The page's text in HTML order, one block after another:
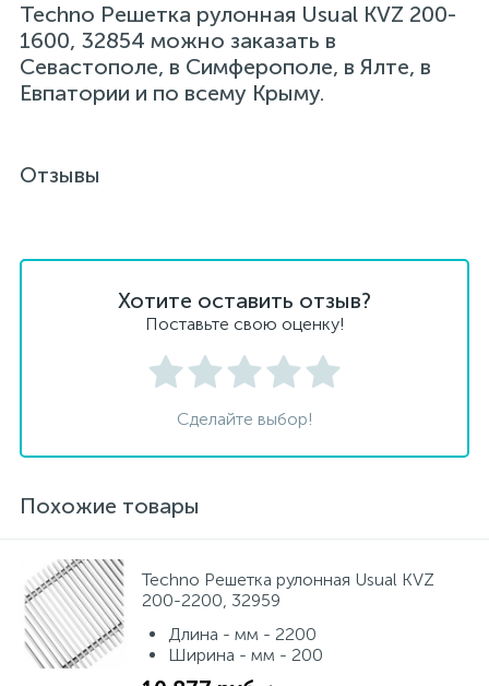
Techno Решетка рулонная Usual KVZ 200-
1600, 32854 можно заказать в
Севастополе, в Симферополе, в Ялте, в
Евпатории и по всему Крыму.
Отзывы
Хотите оставить отзыв?
Поставьте свою оценку!
Сделайте выбор!
Похожие товары
Techno Решетка рулонная Usual KVZ
200-2200, 32959
Длина - мм - 2200
Ширина - мм - 200